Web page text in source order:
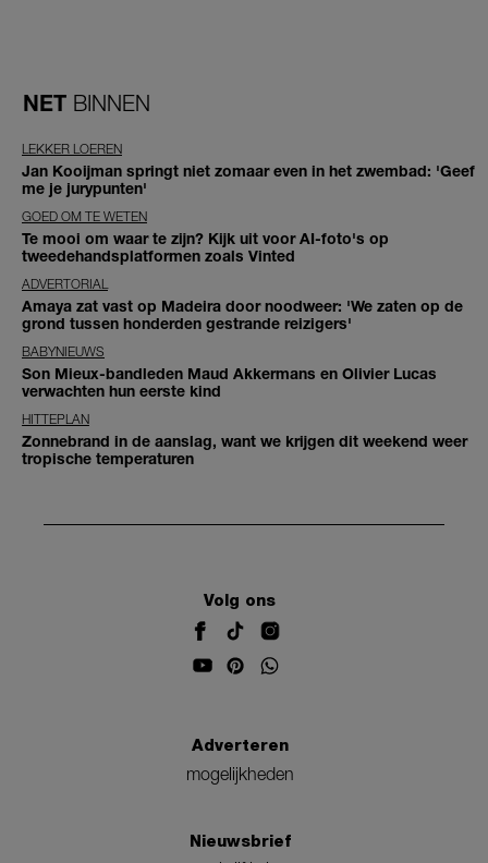
NET BINNEN
LEKKER LOEREN
Jan Kooijman springt niet zomaar even in het zwembad: 'Geef
me je jurypunten'
GOED OM TE WETEN
Te mooi om waar te zijn? Kijk uit voor AI-foto's op
tweedehandsplatformen zoals Vinted
ADVERTORIAL
Amaya zat vast op Madeira door noodweer: 'We zaten op de
grond tussen honderden gestrande reizigers'
BABYNIEUWS
Son Mieux-bandleden Maud Akkermans en Olivier Lucas
verwachten hun eerste kind
HITTEPLAN
Zonnebrand in de aanslag, want we krijgen dit weekend weer
tropische temperaturen
Volg ons
Adverteren
mogelijkheden
Nieuwsbrief